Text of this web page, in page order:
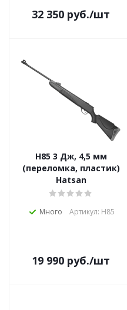
32 350 руб./шт
H85 3 Дж, 4,5 мм
(переломка, пластик)
Hatsan
Много Артикул: H85
19 990 руб./шт